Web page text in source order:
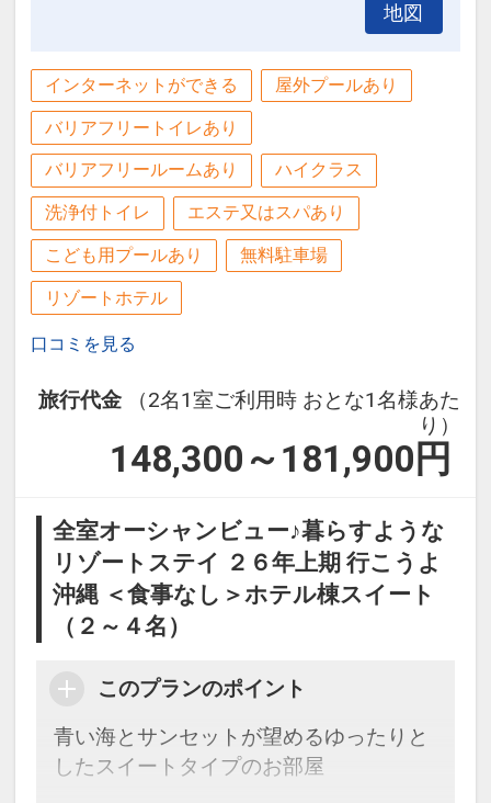
※ご集合に付きましてはご出発の5分前
～姉妹ホテル【ホテルグランビューガー
デン沖縄】のご案内～
沖縄那覇空港から車で約１５分！
「沖縄アウトレットモール あしびなー」
（徒歩約６分）、
豊崎海浜公園（人工ビーチ、徒歩約１０
分）、などが近く♪
レンタカーステーション・高速道路入口
にも近く移動に便利♪
設定期間：2021年12月27日～2026年12
月31日
200000005868
地図
インターネットができる 屋外プールあり
バリアフリートイレあり
バリアフリールームあり ハイクラス
洗浄付トイレ エステ又はスパあり
こども用プールあり 無料駐車場
リゾートホテル
口コミを見る
旅行代金
（2名1室ご利用時 おとな1名様あた
り）
148,300～181,900 円
全室オーシャンビュー♪暮らすような
リゾートステイ ２６年上期 行こうよ
沖縄 ＜食事なし＞ホテル棟スイート
（２～４名）
このプランのポイント
青い海とサンセットが望めるゆったりと
したスイートタイプのお部屋